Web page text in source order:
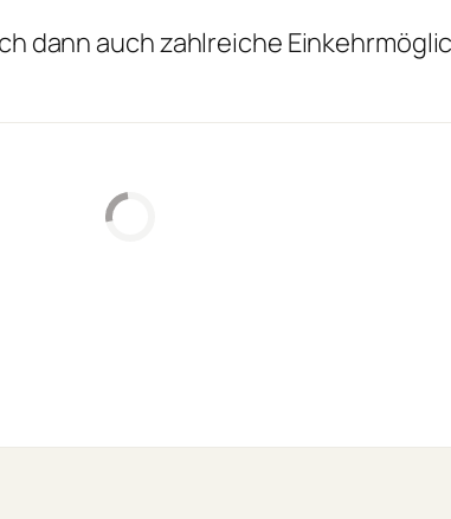
dann auch zahlreiche